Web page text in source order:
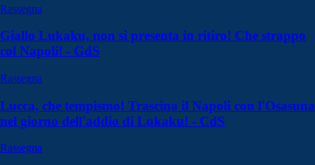
Rassegna
Giallo Lukaku, non si presenta in ritiro! Che strappo
col Napoli! - GdS
Rassegna
Lucca, che tempismo! Trascina il Napoli con l'Osasuna
nel giorno dell'addio di Lukaku! - CdS
Rassegna